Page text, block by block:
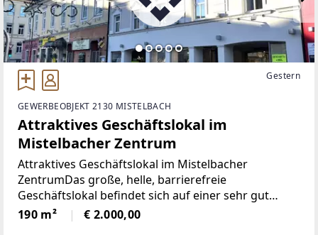
Gestern
GEWERBEOBJEKT 2130 MISTELBACH
Attraktives Geschäftslokal im
Mistelbacher Zentrum
Attraktives Geschäftslokal im Mistelbacher
ZentrumDas große, helle, barrierefreie
Geschäftslokal befindet sich auf einer sehr gut
frequentierten Straße.Nutzfläche ca. 190m² + ca.
80m² Passage. Lager und Mitarbeiterraum bzw.
190 m² € 2.000,00